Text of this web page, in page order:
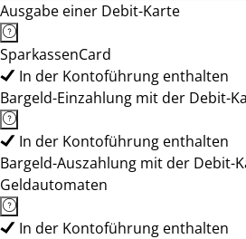
Ausgabe einer Debit-Karte
SparkassenCard
In der Kontoführung enthalten
Bargeld-Einzahlung mit der Debit-
In der Kontoführung enthalten
Bargeld-Auszahlung mit der Debit-
Geldautomaten
In der Kontoführung enthalten